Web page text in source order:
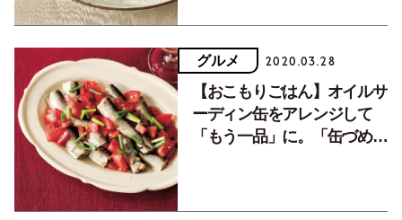
グルメ 2020.03.28
【おこもりごはん】オイルサ
ーディン缶をアレンジして
「もう一品」に。「缶づめ料